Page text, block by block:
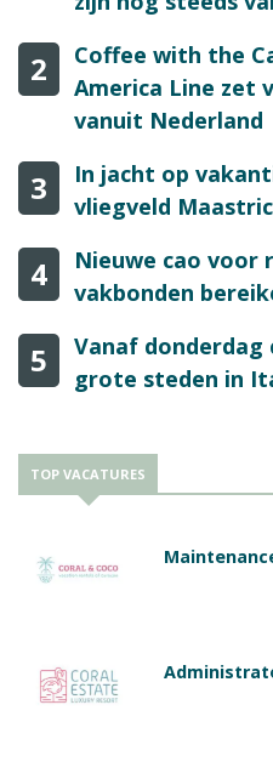
2
Coffee with the
America Line zet
vanuit Nederland
3
In jacht op
vliegveld
4
Nieuwe cao voor
vakbonden
5
Vanaf donderdag
grote steden in
TOP VACATURES